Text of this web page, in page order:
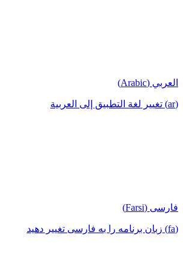
العربي (Arabic)
(ar) تغيير لغة التطبيق إلى العربية
فارسی (Farsi)
(fa) زبان برنامه را به فارسی تغییر دهید